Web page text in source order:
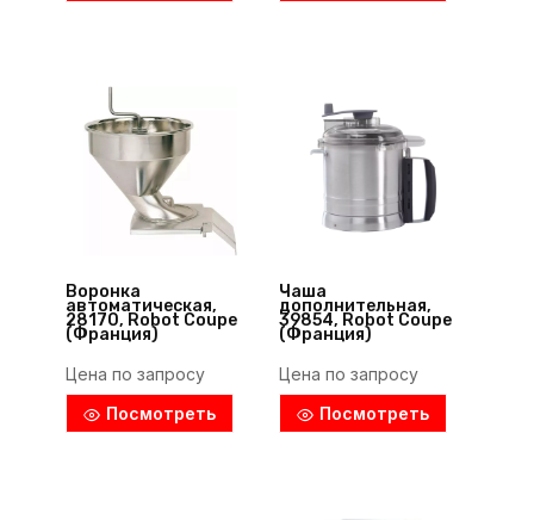
Воронка
автоматическая,
28170, Robot Coupe
(Франция)
Цена по запросу
Посмотреть
Чаша
дополнительная,
39854, Robot Coupe
(Франция)
Цена по запросу
Посмотреть